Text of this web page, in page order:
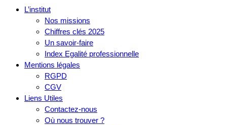
L’institut
Nos missions
Chiffres clés 2025
Un savoir-faire
Index Egalité professionnelle
Mentions légales
RGPD
CGV
Liens Utiles
Contactez-nous
Où nous trouver ?